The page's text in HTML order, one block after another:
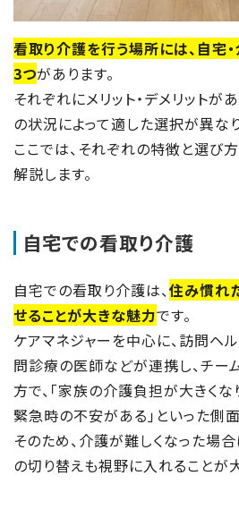
看取り介護を行う場所には、自宅
3つがあります。
それぞれにメリット・デメリットが
の状況によって適した選択が異なり
ここでは、それぞれの特徴と選び
解説します。
自宅での看取り介護
自宅での看取り介護は、住み慣れ
せることが大きな魅力です。
ケアマネジャーを中心に、訪問ヘ
問診療の医師などが連携し、チー
方で、「家族の介護負担が大きくな
緊急時の不安がある」といった側面
そのため、介護が難しくなった場
の切り替えも視野に入れることが